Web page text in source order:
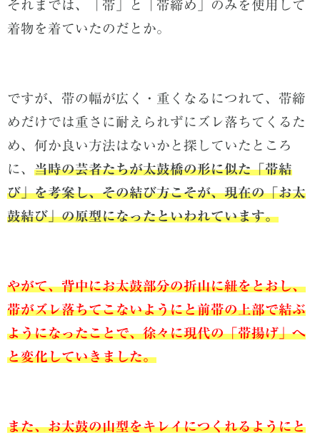
それまでは、「帯」と「帯締め」のみを使用して
着物を着ていたのだとか。
ですが、帯の幅が広く・重くなるにつれて、帯締
めだけでは重さに耐えられずにズレ落ちてくるた
め、何か良い方法はないかと探していたところ
に、 当時の芸者たちが太鼓橋の形に似た「帯結
び」を考案し、その結び方こそが、現在の「お太
鼓結び」の原型になったといわれています。
やがて、背中にお太鼓部分の折山に紐をとおし、
帯がズレ落ちてこないようにと前帯の上部で結ぶ
ようになったことで、徐々に現代の「帯揚げ」へ
と変化していきました。
また、お太鼓の山型をキレイにつくれるようにと